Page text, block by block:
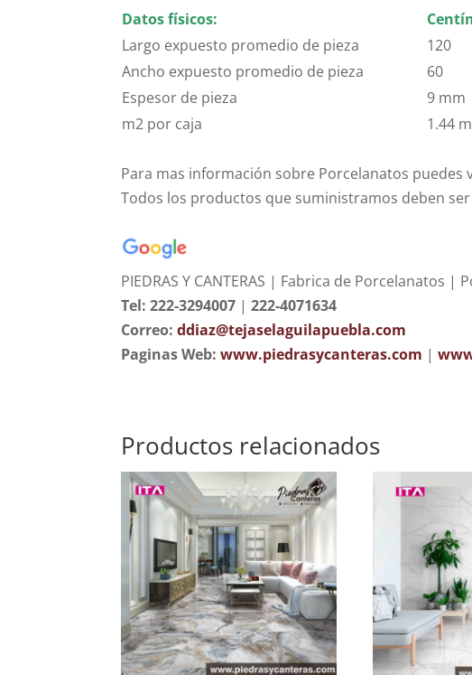
Datos físicos:
Largo expuesto promedio de pieza
120
Ancho expuesto promedio de pieza
60
Espesor de pieza
9 mm
m2 por caja
1.44
Para mas información sobre Porcelanatos puedes
Todos los productos que suministramos deben
PIEDRAS Y CANTERAS | Fabrica de Porcelanatos |
Tel: 222-3294007 | 222-4071634
Correo: ddiaz@tejaselaguilapuebla.com
Paginas Web:www.piedrasycanteras.com |
Productos relacionados